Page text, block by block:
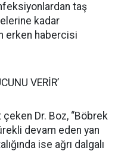
taş
kadar
erken habercisi
VERİR’
Dr. Boz, “Böbrek
devam eden yan
ise ağrı dalgalı